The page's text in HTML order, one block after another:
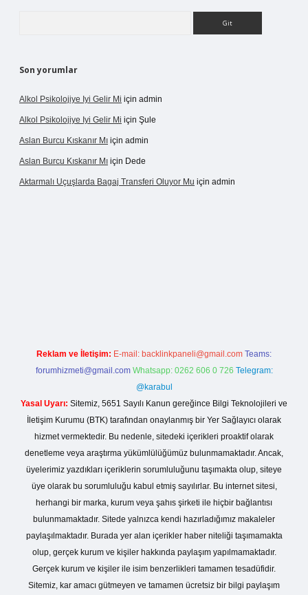
Son yorumlar
Alkol Psikolojiye Iyi Gelir Mi için admin
Alkol Psikolojiye Iyi Gelir Mi için Şule
Aslan Burcu Kıskanır Mı için admin
Aslan Burcu Kıskanır Mı için Dede
Aktarmalı Uçuşlarda Bagaj Transferi Oluyor Mu için admin
Reklam ve İletişim: E-mail: backlinkpaneli@gmail.com Teams:
forumhizmeti@gmail.com Whatsapp: 0262 606 0 726 Telegram:
@karabul
Yasal Uyarı: Sitemiz, 5651 Sayılı Kanun gereğince Bilgi Teknolojileri ve
İletişim Kurumu (BTK) tarafından onaylanmış bir Yer Sağlayıcı olarak
hizmet vermektedir. Bu nedenle, sitedeki içerikleri proaktif olarak
denetleme veya araştırma yükümlülüğümüz bulunmamaktadır. Ancak,
üyelerimiz yazdıkları içeriklerin sorumluluğunu taşımakta olup, siteye
üye olarak bu sorumluluğu kabul etmiş sayılırlar. Bu internet sitesi,
herhangi bir marka, kurum veya şahıs şirketi ile hiçbir bağlantısı
bulunmamaktadır. Sitede yalnızca kendi hazırladığımız makaleler
paylaşılmaktadır. Burada yer alan içerikler haber niteliği taşımamakta
olup, gerçek kurum ve kişiler hakkında paylaşım yapılmamaktadır.
Gerçek kurum ve kişiler ile isim benzerlikleri tamamen tesadüfidir.
Sitemiz, kar amacı gütmeyen ve tamamen ücretsiz bir bilgi paylaşım